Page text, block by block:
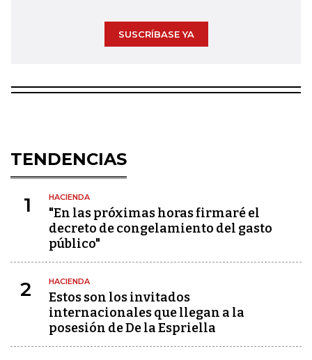
SUSCRÍBASE YA
TENDENCIAS
1 HACIENDA
"En las próximas horas firmaré el
decreto de congelamiento del gasto
público"
2 HACIENDA
Estos son los invitados
internacionales que llegan a la
posesión de De la Espriella